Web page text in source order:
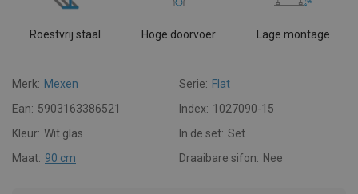
Roestvrij staal Hoge doorvoer Lage montage
Merk: Mexen Serie: Flat
Ean: 5903163386521 Index: 1027090-15
Kleur: Wit glas In de set: Set
Maat: 90 cm Draaibare sifon: Nee